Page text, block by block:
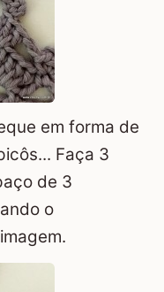
em forma de
Faça 3
de 3
o